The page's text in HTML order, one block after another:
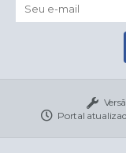
Portal